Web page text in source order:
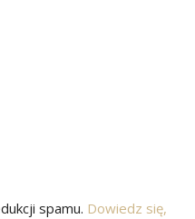
spamu. Dowiedz się,